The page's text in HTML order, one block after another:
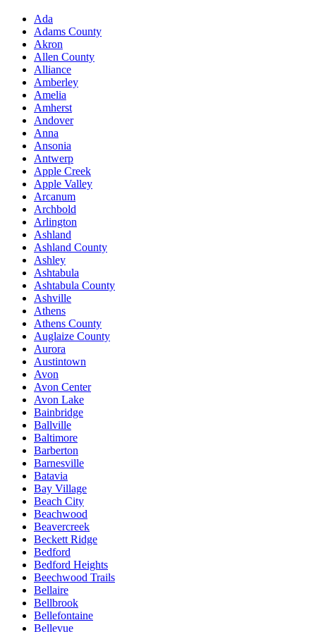
Ada
Adams County
Akron
Allen County
Alliance
Amberley
Amelia
Amherst
Andover
Anna
Ansonia
Antwerp
Apple Creek
Apple Valley
Arcanum
Archbold
Arlington
Ashland
Ashland County
Ashley
Ashtabula
Ashtabula County
Ashville
Athens
Athens County
Auglaize County
Aurora
Austintown
Avon
Avon Center
Avon Lake
Bainbridge
Ballville
Baltimore
Barberton
Barnesville
Batavia
Bay Village
Beach City
Beachwood
Beavercreek
Beckett Ridge
Bedford
Bedford Heights
Beechwood Trails
Bellaire
Bellbrook
Bellefontaine
Bellevue